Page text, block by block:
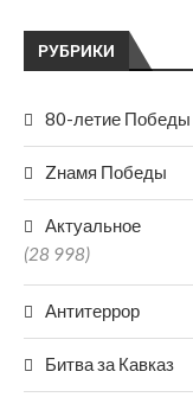
РУБРИКИ
80-летие Победы
Zнамя Победы
Актуальное
(28 998)
Антитеррор
Битва за Кавказ